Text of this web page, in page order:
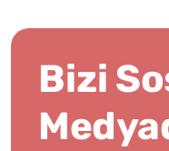
Bizi